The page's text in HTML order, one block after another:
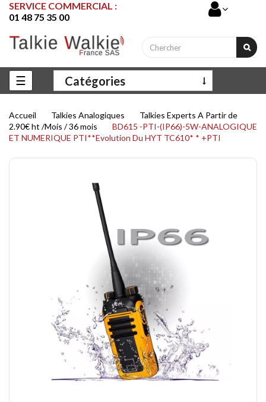
SERVICE COMMERCIAL :
01 48 75 35 00
Catégories
Basculer
la
☰
Accueil Talkies Analogiques
Talkies Experts A Partir de
2.90€ ht /Mois / 36 mois
BD615 -PTI-(IP66)-5W-ANALOGIQUE
ET NUMERIQUE PTI**Evolution Du HYT TC610* * +PTI